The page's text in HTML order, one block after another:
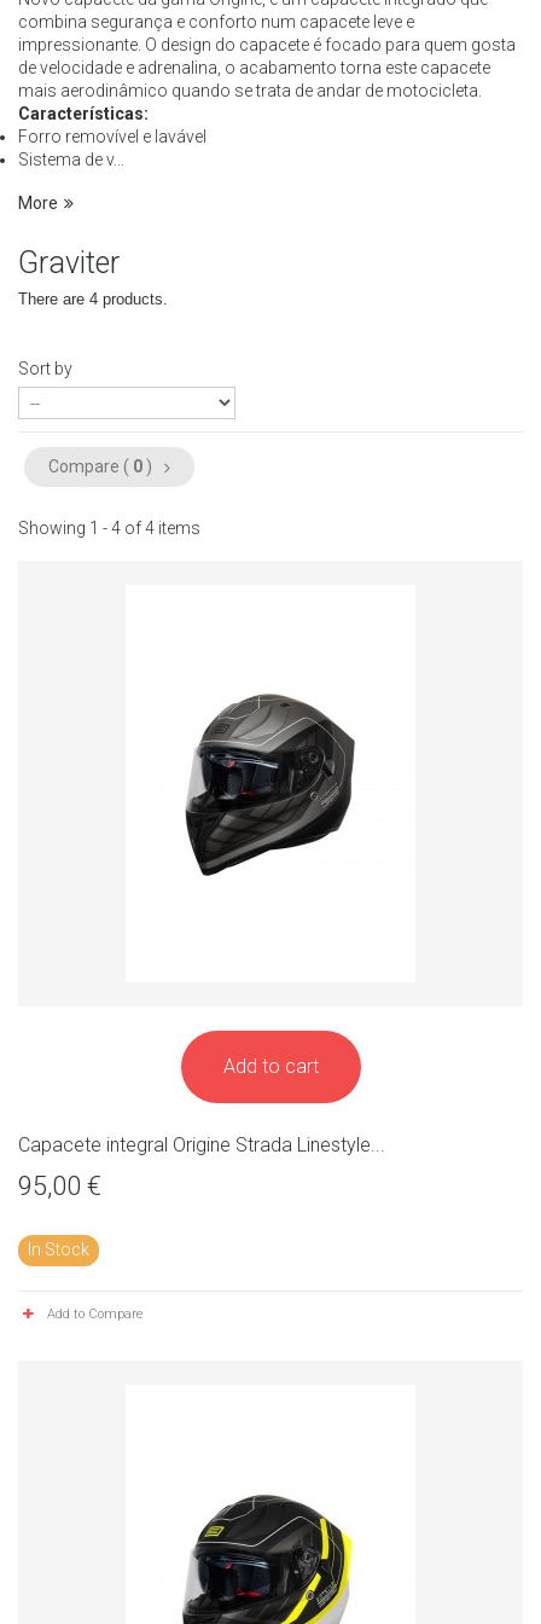
combina segurança e conforto num capacete leve e
impressionante. O design do capacete é focado para quem gosta
de velocidade e adrenalina, o acabamento torna este capacete
mais aerodinâmico quando se trata de andar de motocicleta.
Características:
Forro removível e lavável
Sistema de v...
More
Graviter
There are 4 products.
Sort by
Compare ( 0 )
Showing 1 - 4 of 4 items
Add to cart
Capacete integral Origine Strada Linestyle...
95,00 €
In Stock
Add to Compare